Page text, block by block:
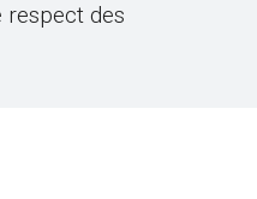
respect des